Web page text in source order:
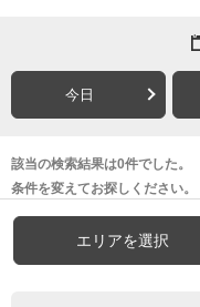
今日
該当の検索結果は0件でした。
条件を変えてお探しください。
エリアを選択